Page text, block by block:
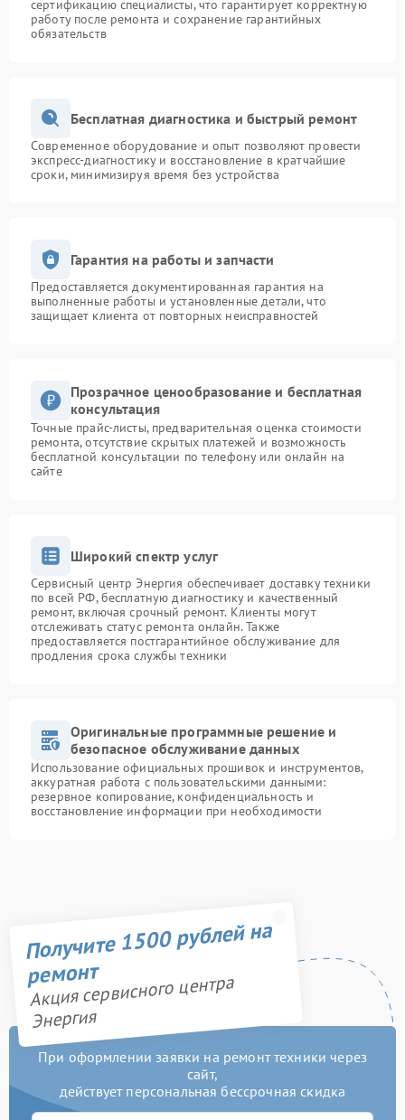
сертификацию специалисты, что гарантирует корректную
работу после ремонта и сохранение гарантийных
обязательств
Бесплатная диагностика и быстрый ремонт
Современное оборудование и опыт позволяют провести
экспресс-диагностику и восстановление в кратчайшие
сроки, минимизируя время без устройства
Гарантия на работы и запчасти
Предоставляется документированная гарантия на
выполненные работы и установленные детали, что
защищает клиента от повторных неисправностей
Прозрачное ценообразование и бесплатная
консультация
Точные прайс-листы, предварительная оценка стоимости
ремонта, отсутствие скрытых платежей и возможность
бесплатной консультации по телефону или онлайн на
сайте
Широкий спектр услуг
Сервисный центр Энергия обеспечивает доставку техники
по всей РФ, бесплатную диагностику и качественный
ремонт, включая срочный ремонт. Клиенты могут
отслеживать статус ремонта онлайн. Также
предоставляется постгарантийное обслуживание для
продления срока службы техники
Оригинальные программные решение и
безопасное обслуживание данных
Использование официальных прошивок и инструментов,
аккуратная работа с пользовательскими данными:
резервное копирование, конфиденциальность и
восстановление информации при необходимости
Получите 1500 рублей на
ремонт
Акция сервисного центра
Энергия
При оформлении заявки на ремонт техники через
сайт,
действует персональная бессрочная скидка